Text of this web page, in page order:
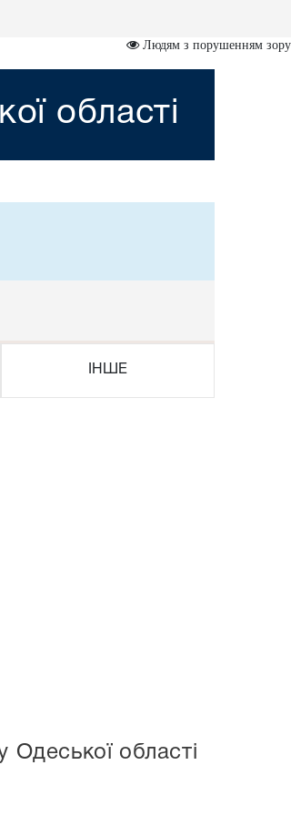
Людям з порушенням зору
області
ІНШЕ
Одеської області